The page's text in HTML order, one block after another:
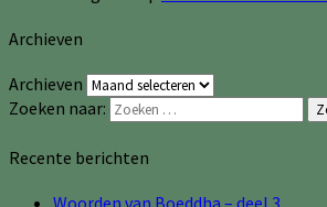
Archieven
Archieven
Zoeken naar:
Recente berichten
Woorden van Boeddha – deel 3